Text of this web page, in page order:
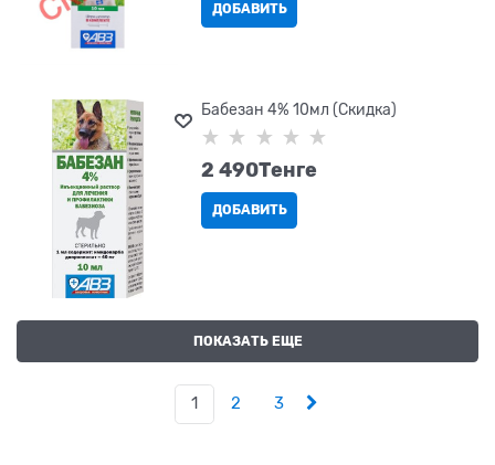
ДОБАВИТЬ
Бабезан 4% 10мл (Скидка)
2 490Tенге
ДОБАВИТЬ
ПОКАЗАТЬ ЕЩЕ
1 2 3